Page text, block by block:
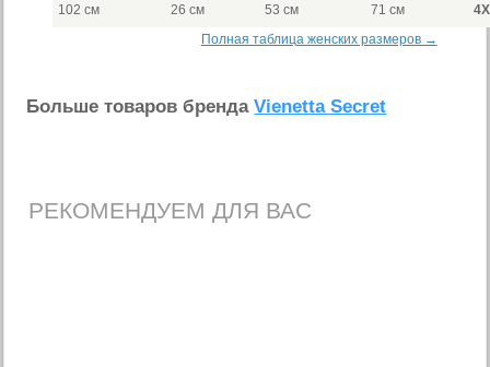
102 см 26 см 53 см 71 см
Полная таблица женских размеров →
Больше товаров брендаVienetta Secret
РЕКОМЕНДУЕМ ДЛЯ ВАС